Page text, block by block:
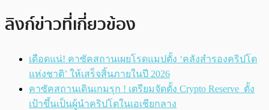
ลิงก์ข่าวที่เกี่ยวข้อง
เดือดแน่! คาซัคสถานเผยโรดแมปตั้ง ‘คลังสำรองคริปโต
แห่งชาติ’ ให้เสร็จสิ้นภายในปี 2026
คาซัคสถานเดินเกมรุก ! เตรียมจัดตั้ง Crypto Reserve ตั้ง
เป้าขึ้นเป็นผู้นำคริปโตในเอเชียกลาง